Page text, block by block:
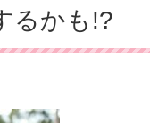
るかも!?